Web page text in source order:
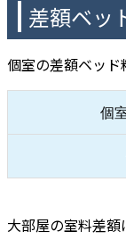
差額ベッ
個室の差額ベッド
個
大部屋の室料差額